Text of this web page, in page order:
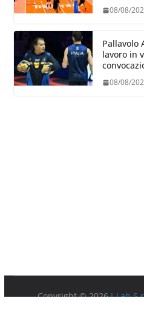
dove
08/08/
Pallavolo
lavoro in
08/08/
Copyright © 2026I-Lab